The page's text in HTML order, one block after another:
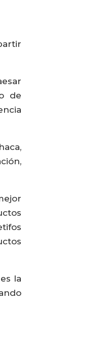
de
la